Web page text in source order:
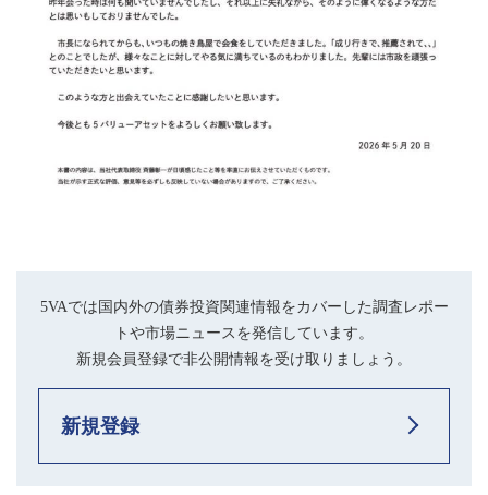
5VAでは国内外の債券投資関連情報をカバーした調査レポー
トや市場ニュースを発信しています。
新規会員登録で非公開情報を受け取りましょう。
新規登録